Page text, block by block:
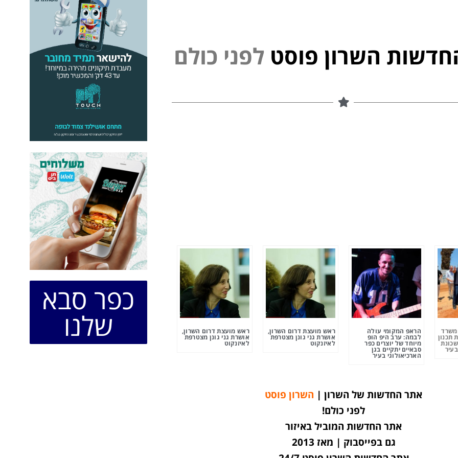
השרון פוסט פ ני כולם נ
תכנון
הראפ המקומי עולה
לבמה: ערב היפ הופ
מיוחד של יוצרים כפר
סבאיים יתקיים בגן
הארכיאולוגי בעיר
ראש מועצת דרום השרון,
אושרת גני גונן מצטרפת
לאיזנקוט
ראש מועצת דרום השרון,
אושרת גני גונן מצטרפת
לאיזנקוט
כפר סבא
שלנו
אתר החדשות של השרון | השרון פוסט
לפני כולם!
אתר החדשות המוביל באיזור
גם בפייסבוק | מאז 2013